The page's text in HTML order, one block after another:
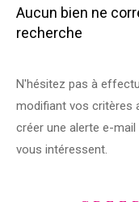
Aucun bien ne
recherche
N'hésitez pas à
modifiant vos critères
créer une alerte e-
vous intéressent.